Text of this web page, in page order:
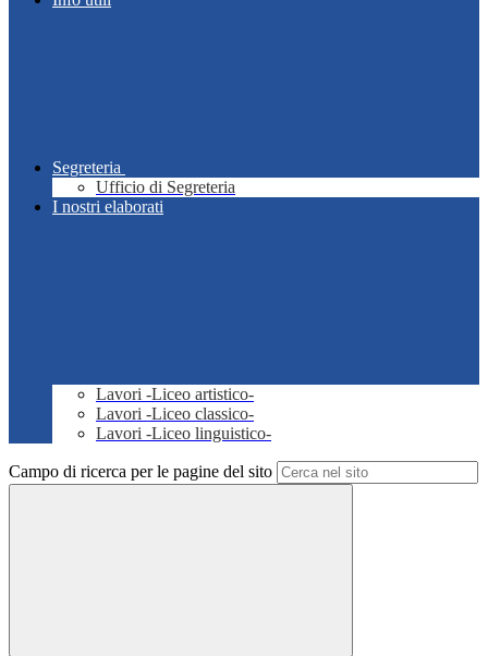
Segreteria
Ufficio di Segreteria
I nostri elaborati
Lavori -Liceo artistico-
Lavori -Liceo classico-
Lavori -Liceo linguistico-
Campo di ricerca per le pagine del sito